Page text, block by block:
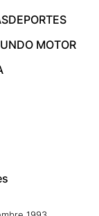
DEPORTES
MOTOR